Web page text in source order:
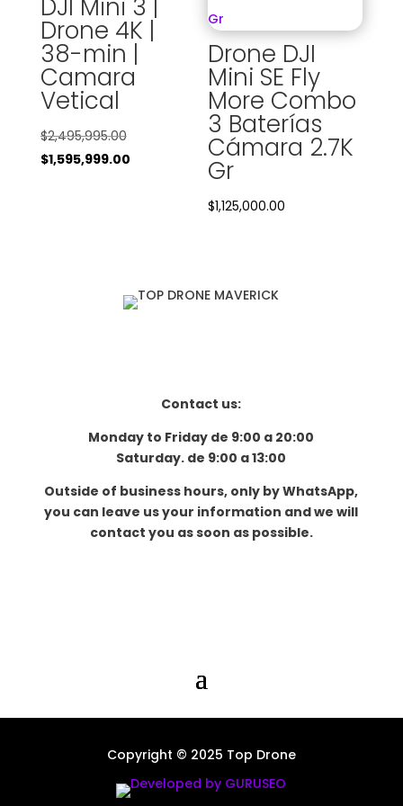
DJI Mini 3 |
Drone 4K |
38-min |
Camara
Vetical
$2,495,995.00El
precio
$1,595,999.00El
Drone DJI
Mini SE Fly
More Combo
3 Baterías
Cámara 2.7K
Gr
$1,125,000.00
Contact us:
Monday to Friday de 9:00 a 20:00
Saturday. de 9:00 a 13:00
Outside of business hours, only by WhatsApp,
you can leave us your information and we will
contact you as soon as possible.
Copyright © 2025 Top Drone